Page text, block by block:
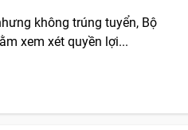
không trúng tuyển, Bộ
xem xét quyền lợi...